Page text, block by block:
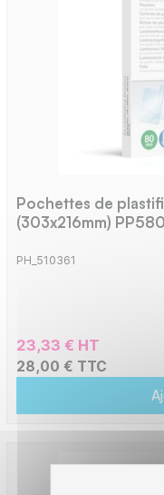
Pochettes de
(303x216mm)
PH_510361
23,33 € HT
28,00 € TTC